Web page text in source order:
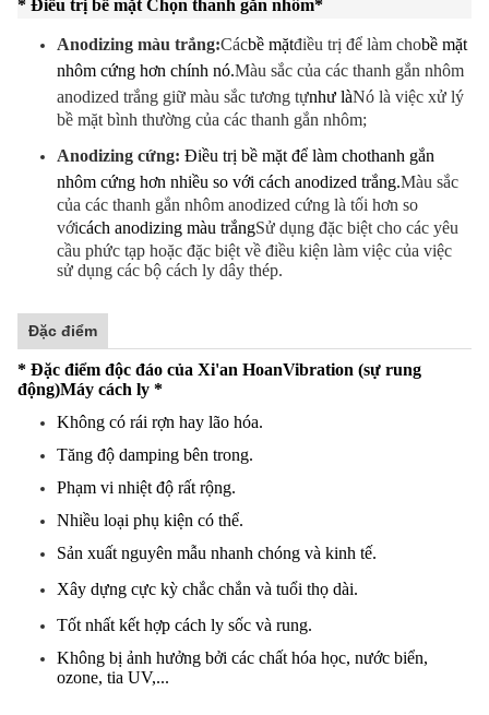
* Điều trị bề mặt Chọn thanh gắn nhôm*
Anodizing màu trắng:Cácbề mặtđiều trị để làm chobề mặt
nhôm cứng hơn chính nó.Màu sắc của các thanh gắn nhôm
anodized trắng giữ màu sắc tương tựnhư làNó là việc xử lý
bề mặt bình thường của các thanh gắn nhôm;
Anodizing cứng: Điều trị bề mặt để làm chothanh gắn
nhôm cứng hơn nhiều so với cách anodized trắng.Màu sắc
của các thanh gắn nhôm anodized cứng là tối hơn so
vớicách anodizing màu trắngSử dụng đặc biệt cho các yêu
cầu phức tạp hoặc đặc biệt về điều kiện làm việc của việc
sử dụng các bộ cách ly dây thép.
Đặc điểm
* Đặc điểm độc đáo của Xi'an HoanVibration (sự rung
động)Máy cách ly *
Không có rái rợn hay lão hóa.
Tăng độ damping bên trong.
Phạm vi nhiệt độ rất rộng.
Nhiều loại phụ kiện có thể.
Sản xuất nguyên mẫu nhanh chóng và kinh tế.
Xây dựng cực kỳ chắc chắn và tuổi thọ dài.
Tốt nhất kết hợp cách ly sốc và rung.
Không bị ảnh hưởng bởi các chất hóa học, nước biển,
ozone, tia UV,...